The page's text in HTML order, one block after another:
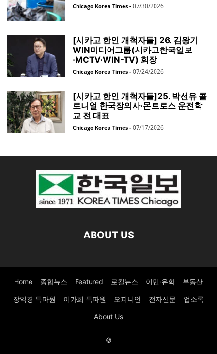
Chicago Korea Times - 07/30/2026
[시카고 한인 개척자들] 26. 김왕기
WIN미디어그룹(시카고한국일보
·MCTV·WIN-TV) 회장
Chicago Korea Times - 07/24/2026
[시카고 한인 개척자들]25. 박선유 콜
로니얼 한국장의사·몬트로스 운전학
교 전 대표
Chicago Korea Times - 07/17/2026
ABOUT US
Home 종합뉴스 Featured 로컬뉴스 이민·유학 부동산
장익경 특파원 이가희 특파원 오피니언 전자신문 업소록
About Us
©